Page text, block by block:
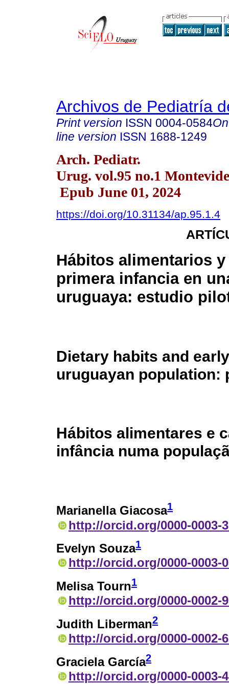
Archivos de Pediatría
Print version ISSN 0004-0584
line version ISSN 1688-1249
Arch. Pediatr.
Urug. vol.95 no.1
Epub June 01, 2024
https://doi.org/10.31134/ap.95.1.4
Hábitos alimentarios
primera infancia en
uruguaya: estudio
Dietary habits and
uruguayan population:
Hábitos alimentares e
infância numa
Marianella Giacosa1
http://orcid.org/0000-0003-
Evelyn Souza1
http://orcid.org/0000-0003-
Melisa Tourn1
http://orcid.org/0000-0002-
Judith Liberman2
http://orcid.org/0000-0002-
Graciela García2
http://orcid.org/0000-0003-